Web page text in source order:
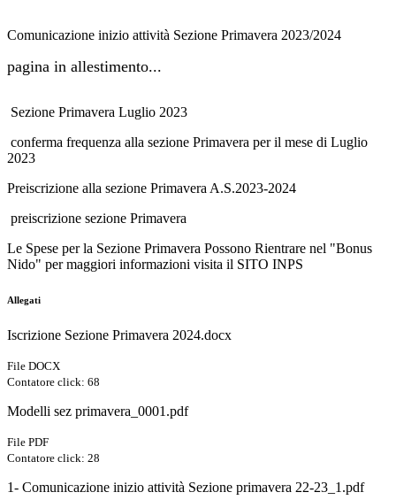
Comunicazione inizio attività Sezione Primavera 2023/2024
pagina in allestimento...
Sezione Primavera Luglio 2023
conferma frequenza alla sezione Primavera per il mese di Luglio
2023
Preiscrizione alla sezione Primavera A.S.2023-2024
preiscrizione sezione Primavera
Le Spese per la Sezione Primavera Possono Rientrare nel "Bonus
Nido" per maggiori informazioni visita il SITO INPS
Allegati
Iscrizione Sezione Primavera 2024.docx
File DOCX
Contatore click: 68
Modelli sez primavera_0001.pdf
File PDF
Contatore click: 28
1- Comunicazione inizio attività Sezione primavera 22-23_1.pdf